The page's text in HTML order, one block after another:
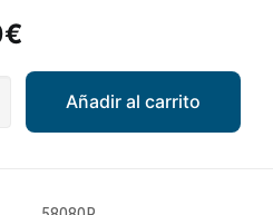
€
Añadir al carrito